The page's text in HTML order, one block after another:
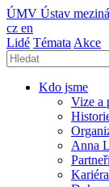
ÚMV Ústav
cz en
Lidé Témata Akce
Kdo jsme
Vize a
Anna
Partneři